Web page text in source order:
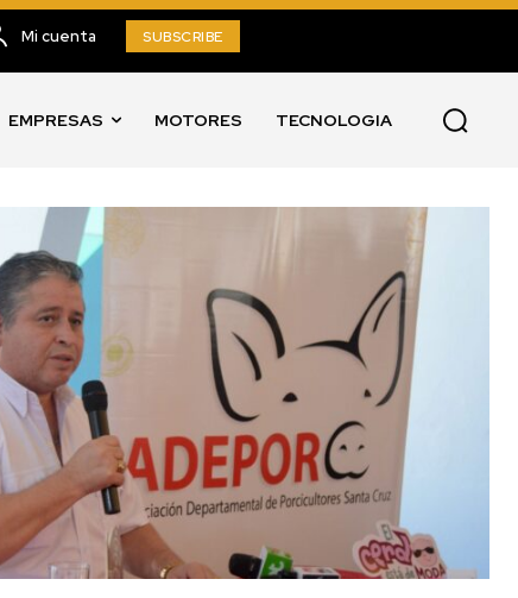
Mi cuenta SUBSCRIBE
EMPRESAS MOTORES TECNOLOGIA